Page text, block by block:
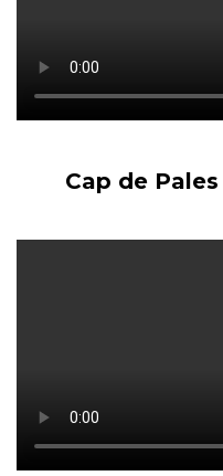
Cap de